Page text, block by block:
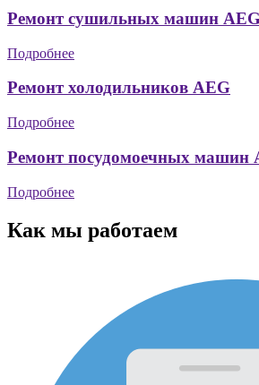
Ремонт сушильных машин
Подробнее
Ремонт холодильников AEG
Подробнее
Ремонт посудомоечных машин
Подробнее
Как мы работаем